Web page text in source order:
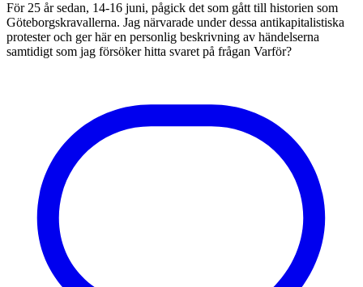
För 25 år sedan, 14-16 juni, pågick det som gått till historien som
Göteborgskravallerna. Jag närvarade under dessa antikapitalistiska
protester och ger här en personlig beskrivning av händelserna
samtidigt som jag försöker hitta svaret på frågan Varför?